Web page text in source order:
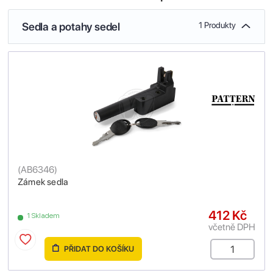
Sedla a potahy sedel 1 Produkty
Zámek sedla
(AB6346)
1 Skladem 412 Kč
včetně DPH
PŘIDAT DO KOŠÍKU